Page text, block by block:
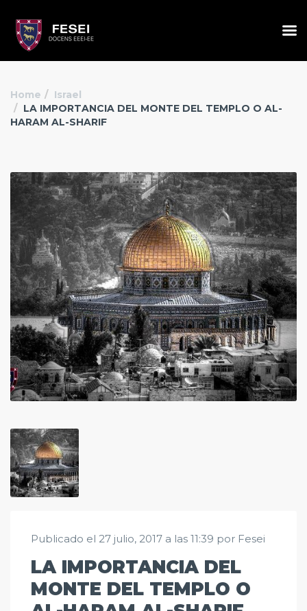
Home
Israel
LA IMPORTANCIA DEL MONTE DEL TEMPLO O AL-
HARAM AL-SHARIF
Publicado el 27 julio, 2017 a las 11:39 por Fesei
LA IMPORTANCIA DEL
MONTE DEL TEMPLO O